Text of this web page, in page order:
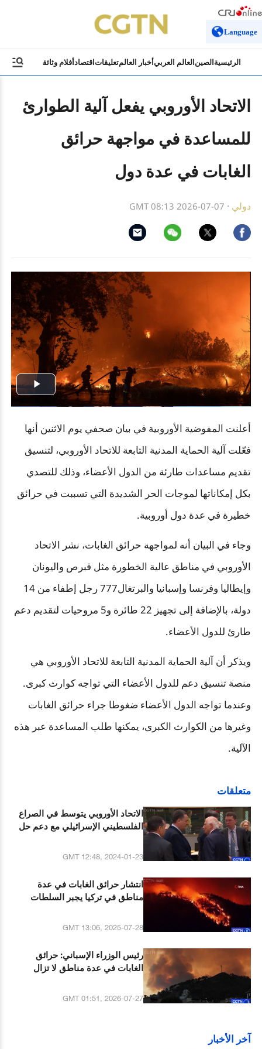
Language
الرئيسية الصين العالم العربيأخبار العالمتعليقات اقتصادأفلام وثائقية ثقافة
الاتحاد الأوروبي يفعل آلية الطوارئ
للمساعدة في مواجهة حرائق
الغابات في عدة دول
دولي ·
GMT 08:13 2026-07-07
Play
أعلنت المفوضية الأوروبية في بيان صحفي يوم الاثنين أنها
فعّلت آلية الحماية المدنية التابعة للاتحاد الأوروبي، لتنسيق
تقديم مساعدات طارئة من الدول الأعضاء، وذلك للتصدي
بكل إمكاناتها لموجات الحر الشديدة التي تسببت في حرائق
خطيرة في عدة دول أوروبية.
وجاء في البيان أنه لمواجهة حرائق الغابات، نشر الاتحاد
الأوروبي في مناطق عالية الخطورة مثل قبرص واليونان
وإيطاليا وفرنسا وإسبانيا والبرتغال777 رجل إطفاء من 14
دولة، بالإضافة إلى تجهيز 22 طائرة و5 مروحيات لتقديم دعم
طارئ للدول الأعضاء.
ويذكر أن آلية الحماية المدنية التابعة للاتحاد الأوروبي هي
منصة تنسيق دعم للدول الأعضاء التي تواجه كوارث كبرى.
وعندما تواجه الدول الأعضاء ضغوطا جراء حرائق الغابات
وغيرها من الكوارث الكبرى، يمكنها طلب المساعدة عبر هذه
الآلية.
متعلقات
الاتحاد الأوروبي يتوسط في الصراع
الفلسطيني الإسرائيلي مع دعم حل
GMT 12:48, 2024-01-23
انتشار حرائق الغابات في عدة
مناطق في تركيا يجبر السلطات
GMT 13:06, 2025-07-28
رئيس الوزراء الإسباني: حرائق
الغابات في عدة مناطق لا تزال
GMT 01:51, 2026-07-27
آخر الأخبار